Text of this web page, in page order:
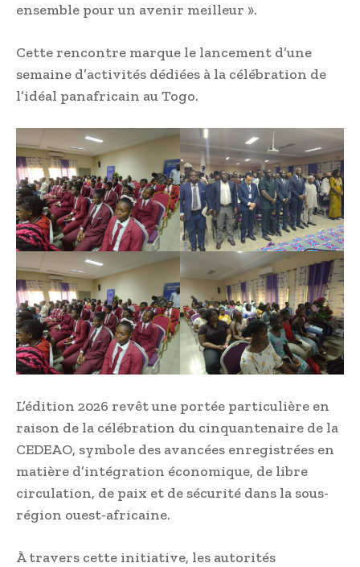
ensemble pour un avenir meilleur ».
Cette rencontre marque le lancement d’une
semaine d’activités dédiées à la célébration de
l’idéal panafricain au Togo.
L’édition 2026 revêt une portée particulière en
raison de la célébration du cinquantenaire de la
CEDEAO, symbole des avancées enregistrées en
matière d’intégration économique, de libre
circulation, de paix et de sécurité dans la sous-
région ouest-africaine.
À travers cette initiative, les autorités